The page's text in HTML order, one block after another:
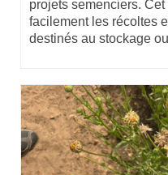
projets semenciers.
facilement les récoltes
destinés au stockage